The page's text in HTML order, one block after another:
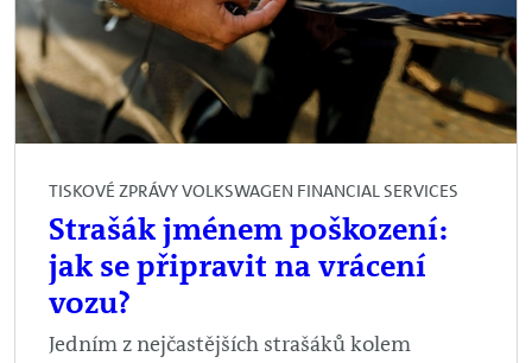
TISKOVÉ ZPRÁVY VOLKSWAGEN FINANCIAL SERVICES
Strašák jménem poškození:
jak se připravit na vrácení
vozu?
Jedním z nejčastějších strašáků kolem